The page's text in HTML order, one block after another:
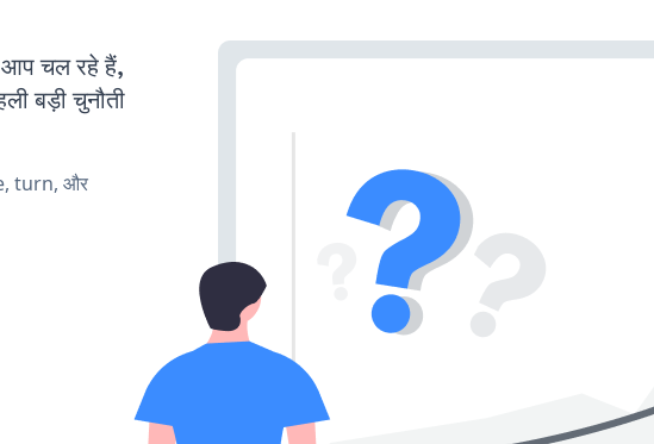
चल रहे हैं,
बड़ी चुनौती
turn, और